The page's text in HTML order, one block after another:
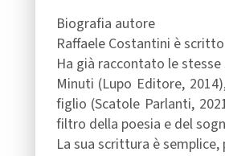
Biografia autore
Raffaele Costantini è
Ha già raccontato le
Minuti (Lupo Editore,
figlio (Scatole Parlanti,
filtro della poesia e del
La sua scrittura è